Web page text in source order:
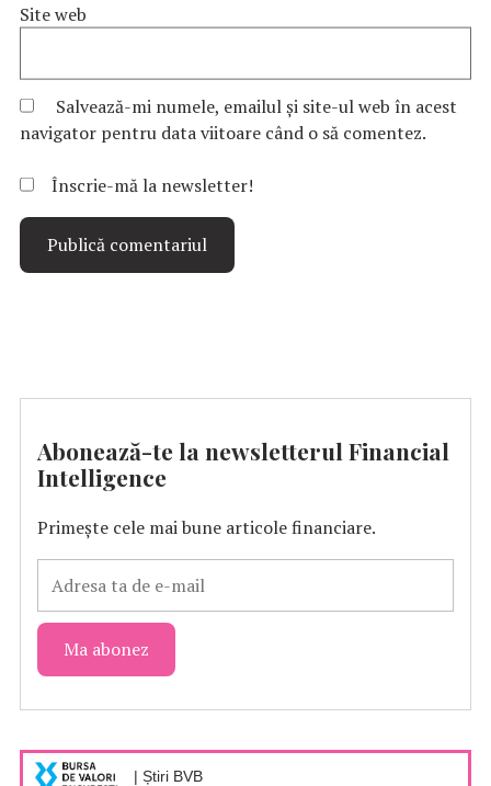
Site web
Salvează-mi numele, emailul și site-ul web în acest
navigator pentru data viitoare când o să comentez.
Înscrie-mă la newsletter!
Abonează-te la newsletterul Financial
Intelligence
Primește cele mai bune articole financiare.
| Știri BVB